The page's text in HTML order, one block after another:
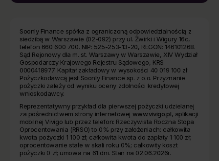
Soonly Finance spółka z ograniczoną odpowiedzialnością z
siedzibą w Warszawie (02-092) przy ul. Żwirki i Wigury 16c,
telefon 660 600 700. NIP: 525-253-13-20, REGON: 146101268.
Sąd Rejonowy dla m. st. Warszawy w Warszawie, XIV Wydział
Gospodarczy Krajowego Rejestru Sądowego, KRS
0000418977. Kapitał zakładowy w wysokości 40 019 100 zł
Pożyczkodawcą jest Soonly Finance sp. z o.o. Przyznanie
pożyczki zależy od wyniku oceny zdolności kredytowej
wnioskodawcy.
Reprezentatywny przykład dla pierwszej pożyczki udzielanej
za pośrednictwem strony internetowej www.vivigo.pl, aplikacji
mobilnej Vivigo lub przez telefon: Rzeczywista Roczna Stopa
Oprocentowania (RRSO) to 0% przy założeniach: całkowita
kwota pożyczki 1 100 zł; całkowita kwota do zapłaty 1 100 zł;
oprocentowanie stałe w skali roku 0%; całkowity koszt
pożyczki 0 zł; umowa na 61 dni. Stan na 02.06.2026r.